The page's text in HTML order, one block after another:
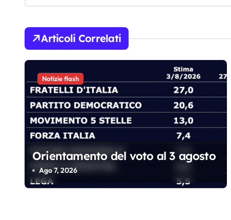
a
z
i
o
n
e
a
r
Articoli Correlati
Notizie flash
Orientamento del voto al 3 agosto
Ago 7, 2026